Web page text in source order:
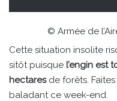
© Armée de
Cette situation insolite
sitôt puisque l’engin est
hectares de forêts.
baladant ce week-end.